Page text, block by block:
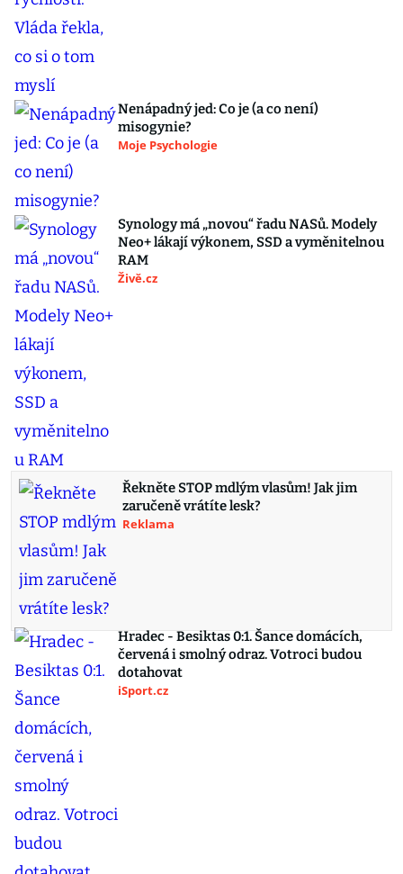
Nenápadný jed: Co je (a co není)
misogynie?
Moje Psychologie
Synology má „novou“ řadu NASů. Modely
Neo+ lákají výkonem, SSD a vyměnitelnou
RAM
Živě.cz
Řekněte STOP mdlým vlasům! Jak jim
zaručeně vrátíte lesk?
Reklama
Hradec - Besiktas 0:1. Šance domácích,
červená i smolný odraz. Votroci budou
dotahovat
iSport.cz